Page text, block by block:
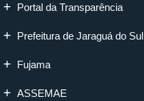
Portal da Transparência
Prefeitura de Jaraguá do Sul
Fujama
ASSEMAE